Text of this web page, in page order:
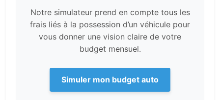
Notre simulateur prend en compte tous les
frais liés à la possession d’un véhicule pour
vous donner une vision claire de votre
budget mensuel.
Simuler mon budget auto